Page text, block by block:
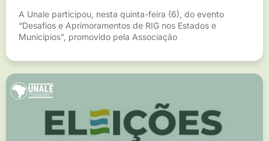
A Unale participou, nesta quinta-feira (6), do evento
“Desafios e Aprimoramentos de RIG nos Estados e
Municípios”, promovido pela Associação